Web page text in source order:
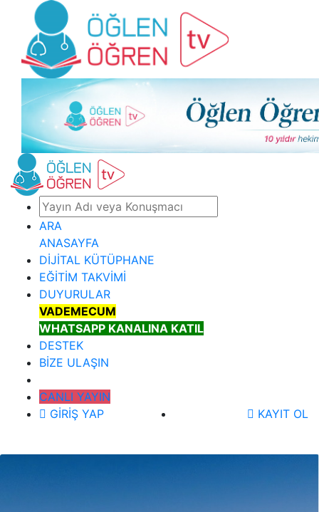
ARA
ANASAYFA
DİJİTAL KÜTÜPHANE
EĞİTİM TAKVİMİ
DUYURULAR
VADEMECUM
WHATSAPP KANALINA KATIL
DESTEK
BİZE ULAŞIN
CANLI YAYIN
GİRİŞ YAP
KAYIT OL